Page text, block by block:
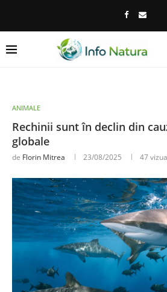
ANIMALE
Rechinii sunt în declin din
globale
de Florin Mitrea 23/08/2025 47